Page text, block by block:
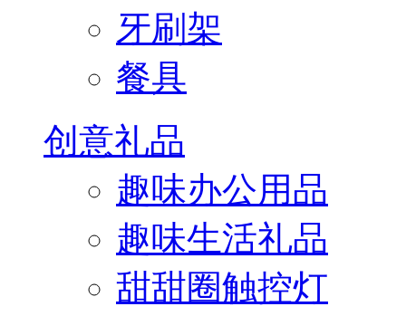
牙刷架
餐具
创意礼品
趣味办公用品
趣味生活礼品
甜甜圈触控灯